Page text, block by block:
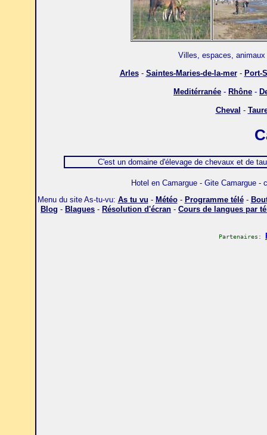
Villes, espaces,
Arles- Saintes-Maries-de-la-mer- Port-
Meditérranée - Rhône -
Cheval -
C'est un domaine d'élevage de chevaux et de
Hotel en Camargue - Gite Camargue -
Menu du site As-tu-vu: As tu vu - Météo- Programme télé-
Blog - Blagues - Résolution d'écran - Cours de langues par
Partenaires: